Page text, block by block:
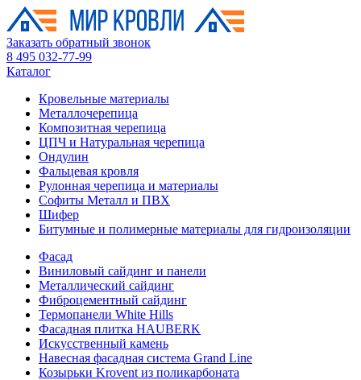
Заказать обратный звонок
8 495 032-77-99
Каталог
Кровельные материалы
Металлочерепица
Композитная черепица
ЦПЧ и Натуральная черепица
Ондулин
Фальцевая кровля
Рулонная черепица и материалы
Софиты Металл и ПВХ
Шифер
Битумные и полимерные материалы для гидроизоляции
Фасад
Виниловый сайдинг и панели
Металлический сайдинг
Фиброцементный сайдинг
Термопанели White Hills
Фасадная плитка HAUBERK
Искусственный камень
Навесная фасадная система Grand Line
Козырьки Krovent из поликарбоната